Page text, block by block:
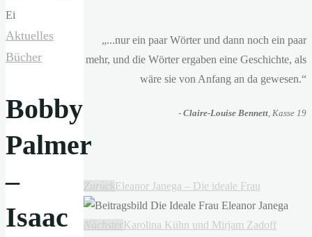
Aktuelles
Bücher
Bobby
Palmer
–
Isaac
„...nur ein paar Wörter und dann noch ein paar
mehr, und die Wörter ergaben eine Geschichte, als
wäre sie von Anfang an da gewesen.“
- Claire-Louise Bennett, Kasse 19
ZurückEleanor Janega – Die ideale Frau
NächsterKarolina Kühn und Mirjam Zadoff